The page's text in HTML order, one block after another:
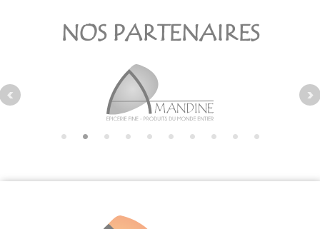
NOS PARTENAIRES